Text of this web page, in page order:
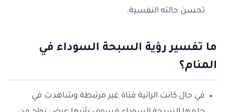
تحسن حالته النفسية.
ما تفسير رؤية السبحة السوداء في
المنام؟
في حال كانت الرائية فتاة غير مرتبطة وشاهدت في